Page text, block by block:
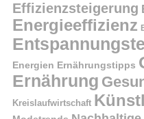
Effizienzsteigerung
Energieeffizienz
Energien Ernährungstipps
Ernährung
Kreislaufwirtschaft